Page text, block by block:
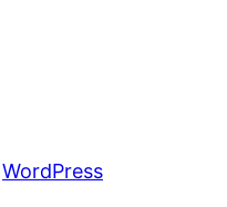
WordPress